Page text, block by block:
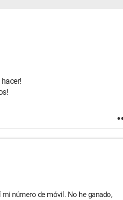
número de móvil. No he ganado,